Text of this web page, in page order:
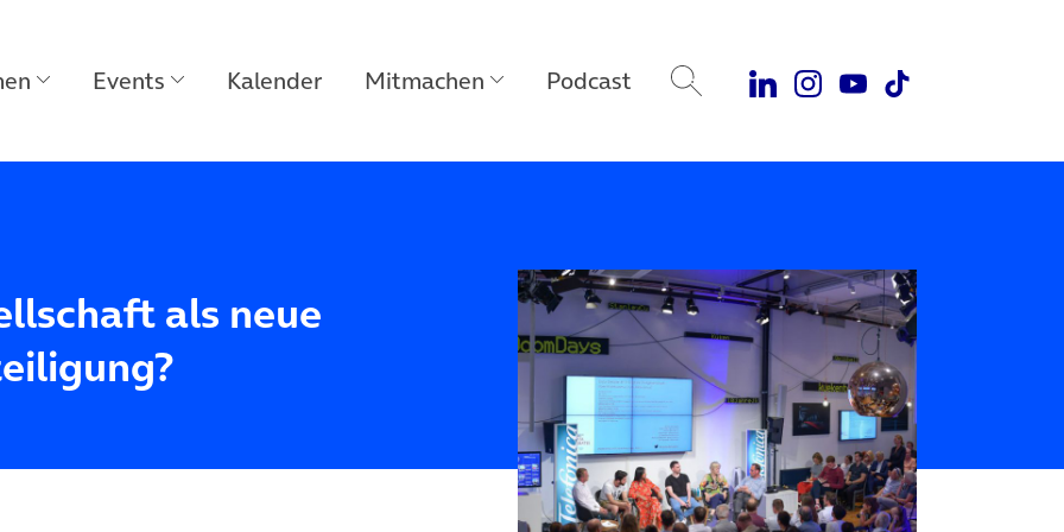
Events Kalender Mitmachen Podcast
als neue